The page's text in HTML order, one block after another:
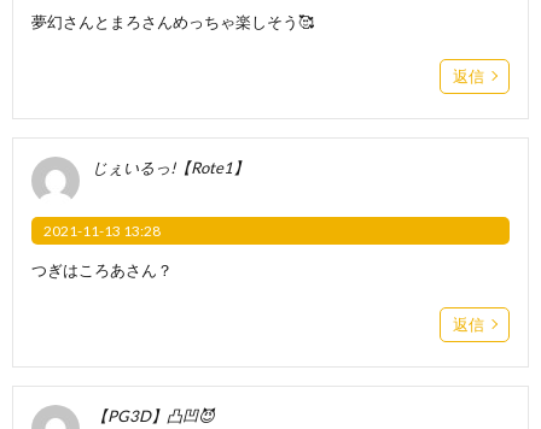
夢幻さんとまろさんめっちゃ楽しそう🥰
返信
じぇいるっ!【Rote1】
2021-11-13 13:28
つぎはころあさん？
返信
【PG3D】凸凹😈